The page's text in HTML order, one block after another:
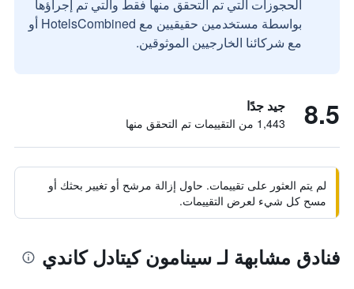
الحجوزات التي تم التحقق منها فقط والتي تم إجراؤها
بواسطة مستخدمين حقيقيين مع HotelsCombined أو
مع شركائنا الخارجيين الموثوقين.
8.5 جيد جدًا
1,443 من التقييمات تم التحقق منها
لم يتم العثور على تقييمات. حاول إزالة مرشح أو تغيير بحثك أو
مسح كل شيء لعرض التقييمات.
فنادق مشابهة لـ سينامون كيتادل كاندي